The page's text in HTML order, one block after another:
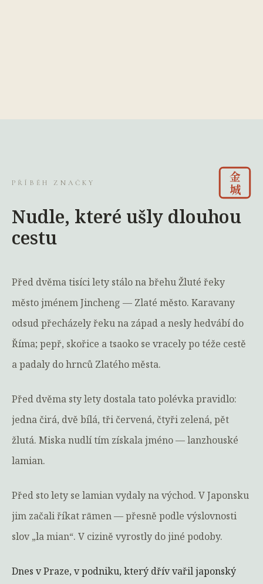
PŘÍBĚH ZNAČKY
金
城
Nudle, které ušly dlouhou
cestu
Před dvěma tisíci lety stálo na břehu Žluté řeky
město jménem Jincheng — Zlaté město. Karavany
odsud přecházely řeku na západ a nesly hedvábí do
Říma; pepř, skořice a tsaoko se vracely po téže cestě
a padaly do hrnců Zlatého města.
Před dvěma sty lety dostala tato polévka pravidlo:
jedna čirá, dvě bílá, tři červená, čtyři zelená, pět
žlutá. Miska nudlí tím získala jméno — lanzhouské
lamian.
Před sto lety se lamian vydaly na východ. V Japonsku
jim začali říkat rāmen — přesně podle výslovnosti
slov „la mian“. V cizině vyrostly do jiné podoby.
Dnes v Praze, v podniku, který dřív vařil japonský